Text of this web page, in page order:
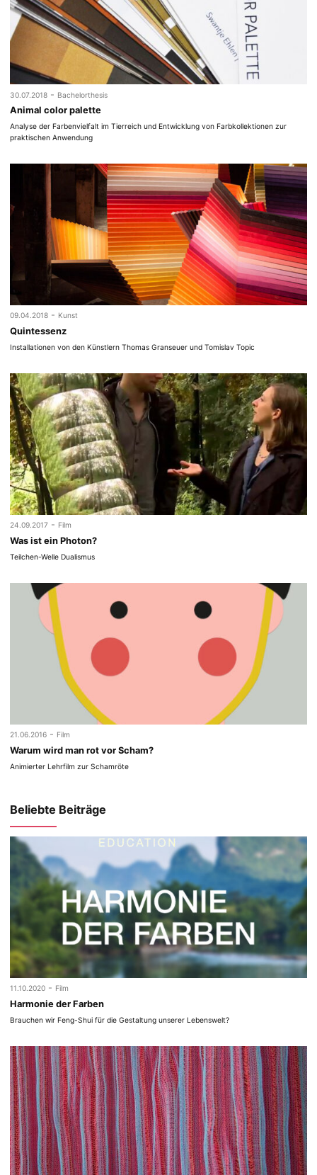
30.07.2018 - Bachelorthesis
Animal color palette
Analyse der Farbenvielfalt im Tierreich und Entwicklung von Farbkollektionen zur
praktischen Anwendung
09.04.2018 - Kunst
Quintessenz
Installationen von den Künstlern Thomas Granseuer und Tomislav Topic
24.09.2017 - Film
Was ist ein Photon?
Teilchen-Welle Dualismus
21.06.2016 - Film
Warum wird man rot vor Scham?
Animierter Lehrfilm zur Schamröte
Beliebte Beiträge
11.10.2020 - Film
Harmonie der Farben
Brauchen wir Feng-Shui für die Gestaltung unserer Lebenswelt?